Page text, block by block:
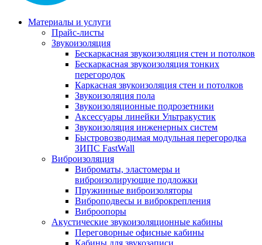
Материалы и услуги
Прайс-листы
Звукоизоляция
Бескаркасная звукоизоляция стен и потолков
Бескаркасная звукоизоляция тонких
перегородок
Каркасная звукоизоляция стен и потолков
Звукоизоляция пола
Звукоизоляционные подрозетники
Аксессуары линейки Ультракустик
Звукоизоляция инженерных систем
Быстровозводимая модульная перегородка
ЗИПС FastWall
Виброизоляция
Виброматы, эластомеры и
виброизолирующие подложки
Пружинные виброизоляторы
Виброподвесы и виброкрепления
Виброопоры
Акустические звукоизоляционные кабины
Переговорные офисные кабины
Кабины для звукозаписи